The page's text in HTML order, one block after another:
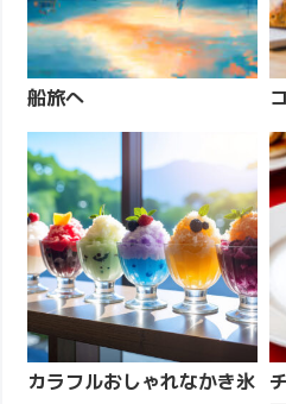
船旅へ
カラフルおしゃれなかき氷